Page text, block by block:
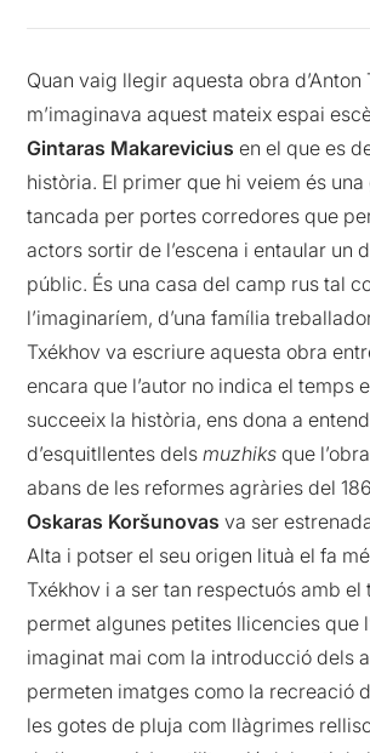
Quan vaig llegir aquesta obra d’Anton
m’imaginava aquest mateix espai
Gintaras Makarevicius en el que es
història. El primer que hi veiem és una
tancada per portes corredores que
actors sortir de l’escena i entaular un
públic. És una casa del camp rus tal
l’imaginaríem, d’una família
Txékhov va escriure aquesta obra
encara que l’autor no indica el temps
succeeix la història, ens dona a
d’esquitllentes delsmuzhiks que
abans de les reformes agràries del
Oskaras Koršunovas va ser
Alta i potser el seu origen lituà el fa
Txékhov i a ser tan respectuós amb el
permet algunes petites llicencies que
imaginat mai com la introducció dels
permeten imatges como la recreació
les gotes de pluja com llàgrimes